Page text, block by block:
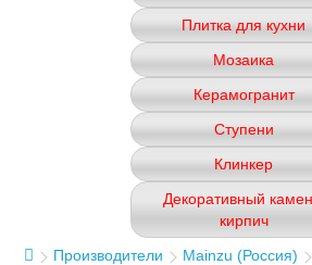
Плитка для кухни
Мозаика
Керамогранит
Ступени
Клинкер
Декоративный
кирпич
Производители
Mainzu (Россия)